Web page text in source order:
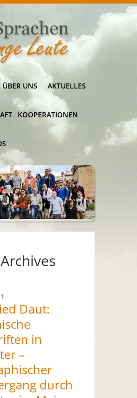
ÜBER UNS AKTUELLES
KOOPERATIONEN
Daut:
in
–
durch